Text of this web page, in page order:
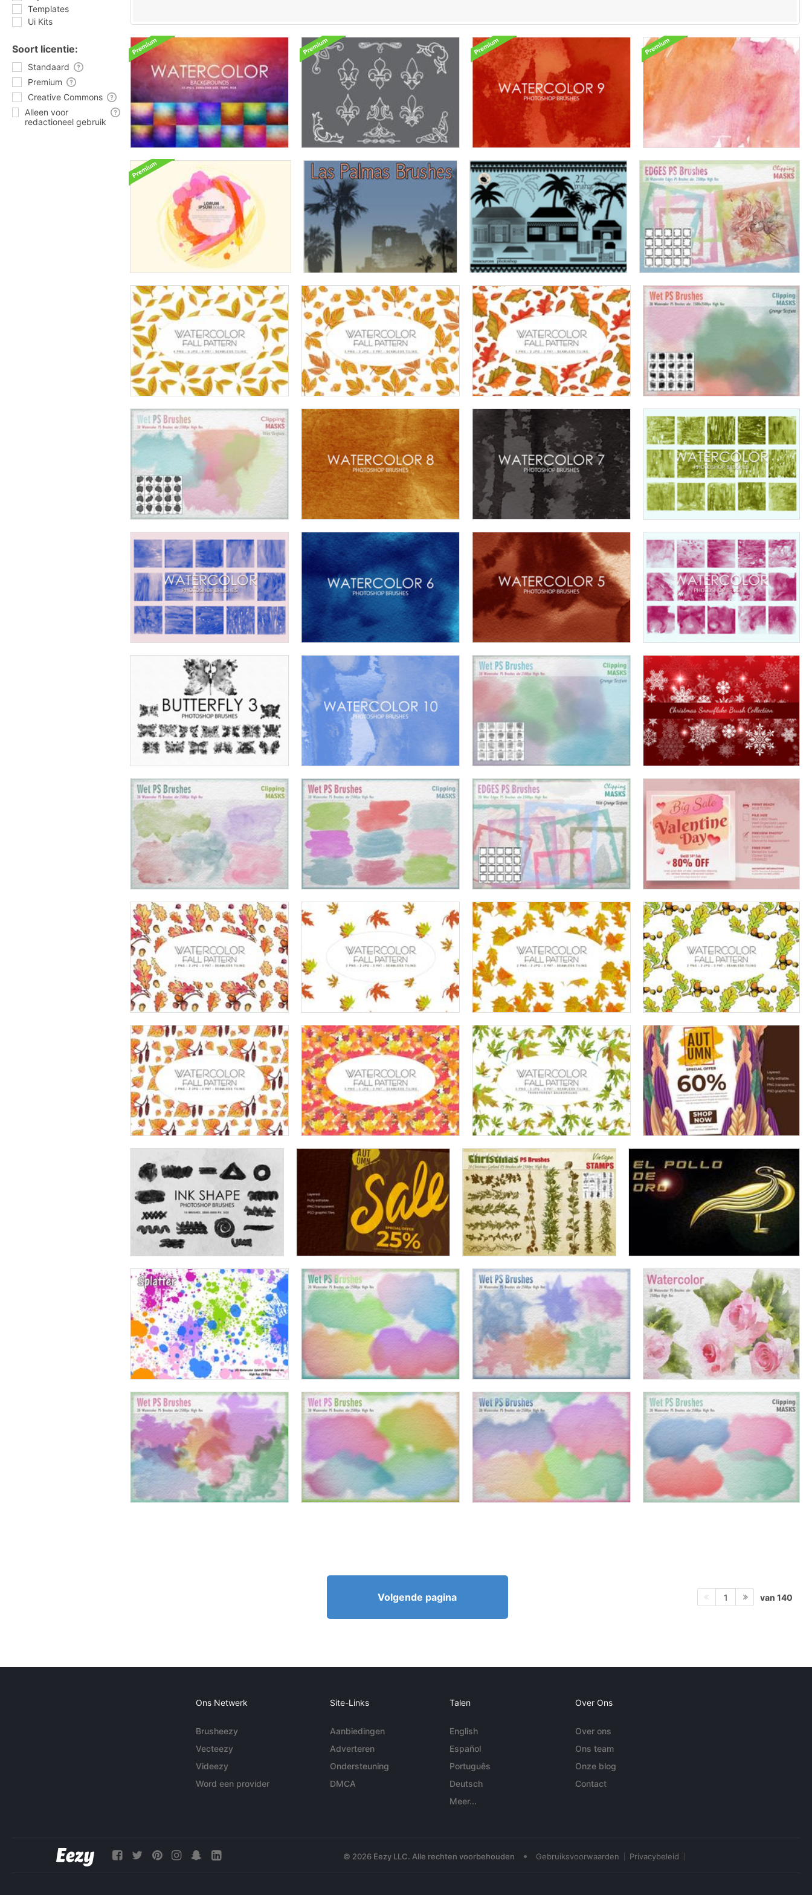
Templates
Ui Kits
Soort licentie:
Standaard
Premium
Creative Commons
Alleen voor
redactioneel gebruik
Volgende pagina 1 van 140
Ons Netwerk
Brusheezy
Vecteezy
Videezy
Word een provider
Site-Links
Aanbiedingen
Adverteren
Ondersteuning
DMCA
Talen
English
Español
Português
Deutsch
Meer...
Over Ons
Over ons
Ons team
Onze blog
Contact
© 2026 Eezy LLC. Alle rechten voorbehouden • Gebruiksvoorwaarden Privacybeleid